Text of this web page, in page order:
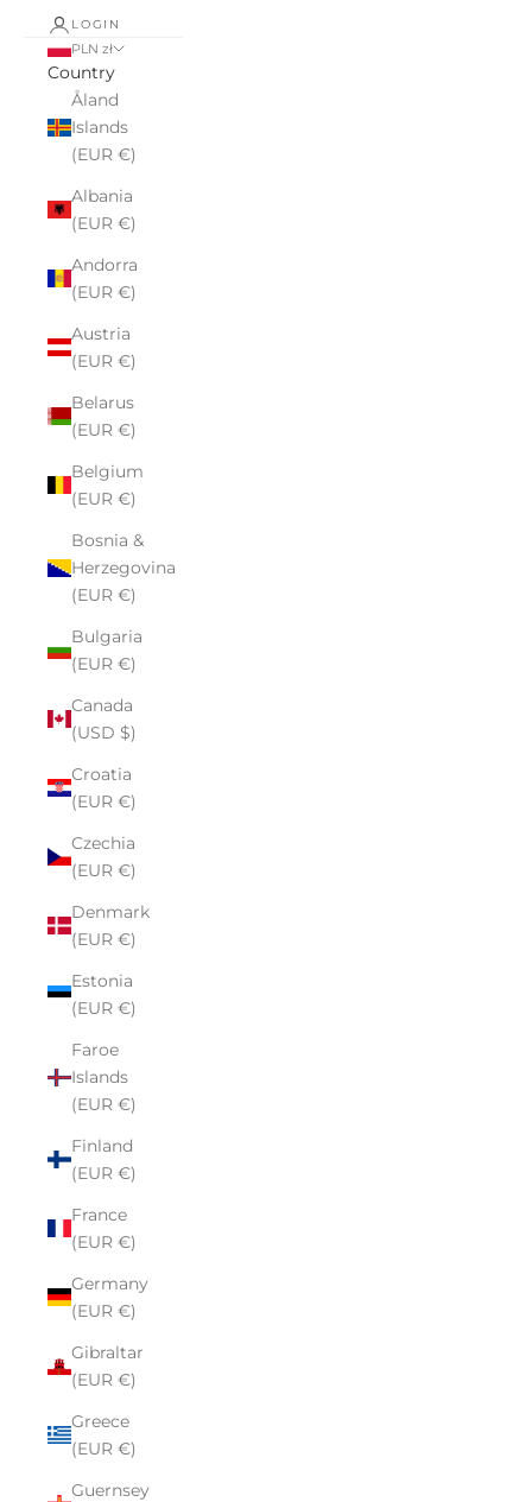
LOGIN
PLN zł
Country
Åland
Islands
(EUR €)
Albania
(EUR €)
Andorra
(EUR €)
Austria
(EUR €)
Belarus
(EUR €)
Belgium
(EUR €)
Bosnia &
Herzegovina
(EUR €)
Bulgaria
(EUR €)
Canada
(USD $)
Croatia
(EUR €)
Czechia
(EUR €)
Denmark
(EUR €)
Estonia
(EUR €)
Faroe
Islands
(EUR €)
Finland
(EUR €)
France
(EUR €)
Germany
(EUR €)
Gibraltar
(EUR €)
Greece
(EUR €)
Guernsey